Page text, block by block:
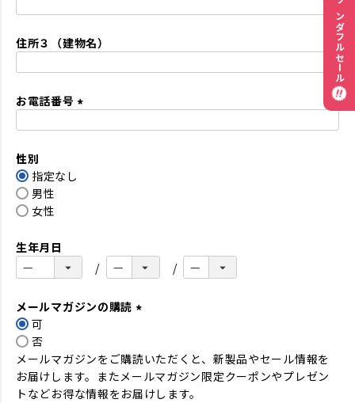
須
住所３（建物名）
お電話番号
性別
指定なし
男性
女性
生年月日
メールマガジンの購読
須
)
可
否
メールマガジンをご購読いただくと、新製品やセール情報を
お届けします。またメールマガジン限定クーポンやプレゼン
トなどお得な情報をお届けします。
ワンダフルセール